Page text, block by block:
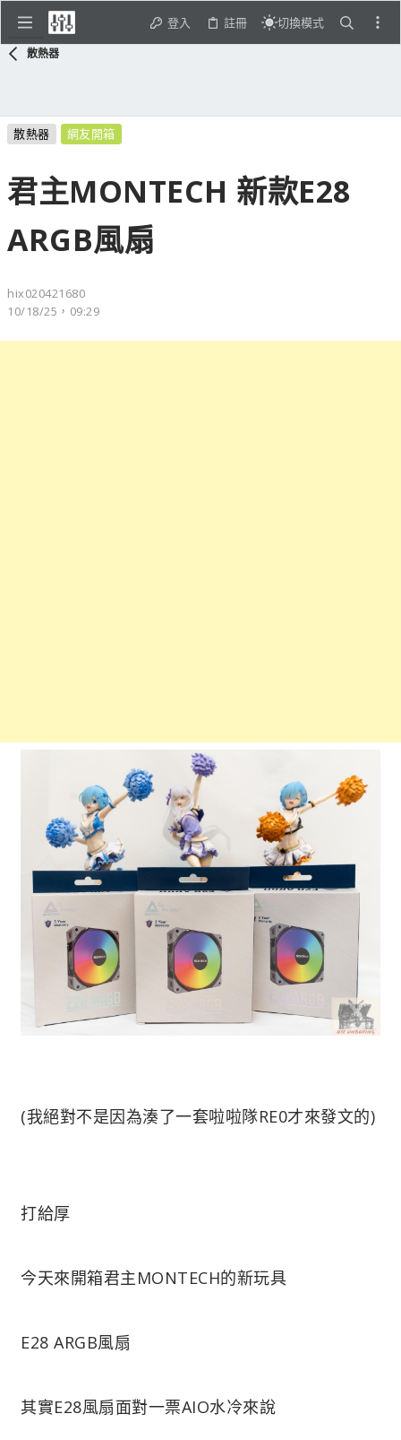
登入 註冊 切換模式
散熱器
散熱器 網友開箱
君主MONTECH 新款E28
ARGB風扇
hix020421680
10/18/25，09:29
(我絕對不是因為湊了一套啦啦隊RE0才來發文的)
打給厚
今天來開箱君主MONTECH的新玩具
E28 ARGB風扇
其實E28風扇面對一票AIO水冷來說